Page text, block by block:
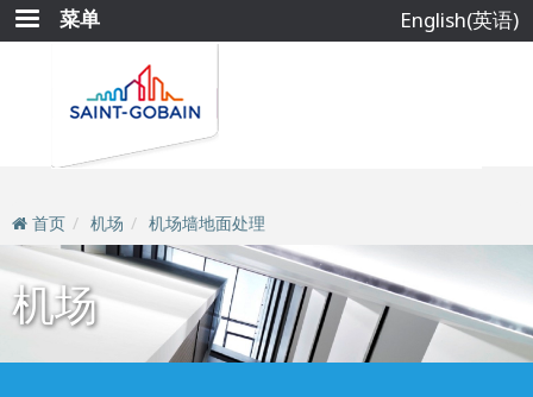
跳
转
菜单 English(英语)
首页 机场 机场墙地面处理
机场